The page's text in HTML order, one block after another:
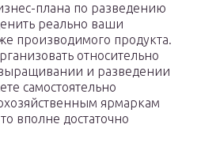
плана по разведению
реально ваши
производимого продукта.
относительно
и разведении
самостоятельно
ярмаркам
вполне достаточно